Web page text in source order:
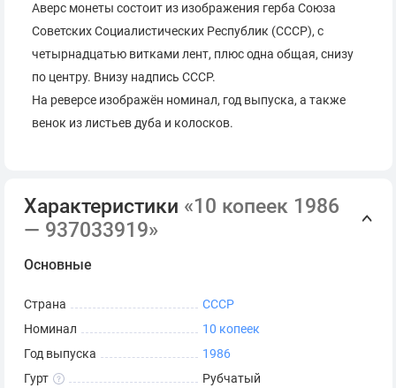
Аверс монеты состоит из изображения герба Союза
Советских Социалистических Республик (СССР), с
четырнадцатью витками лент, плюс одна общая, снизу
по центру. Внизу надпись СССР.
На реверсе изображён номинал, год выпуска, а также
венок из листьев дуба и колосков.
Характеристики «10 копеек 1986
— 937033919»
Основные
Страна
СССР
Номинал
10 копеек
Год выпуска
1986
Гурт
Рубчатый